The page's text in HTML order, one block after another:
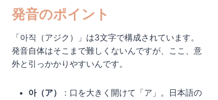
発音のポイント
「아직（アジク）」は3文字で構成されています。
発音自体はそこまで難しくないんですが、ここ、意
外と引っかかりやすいんです。
아（ア） ：口を大きく開けて「ア」。日本語の